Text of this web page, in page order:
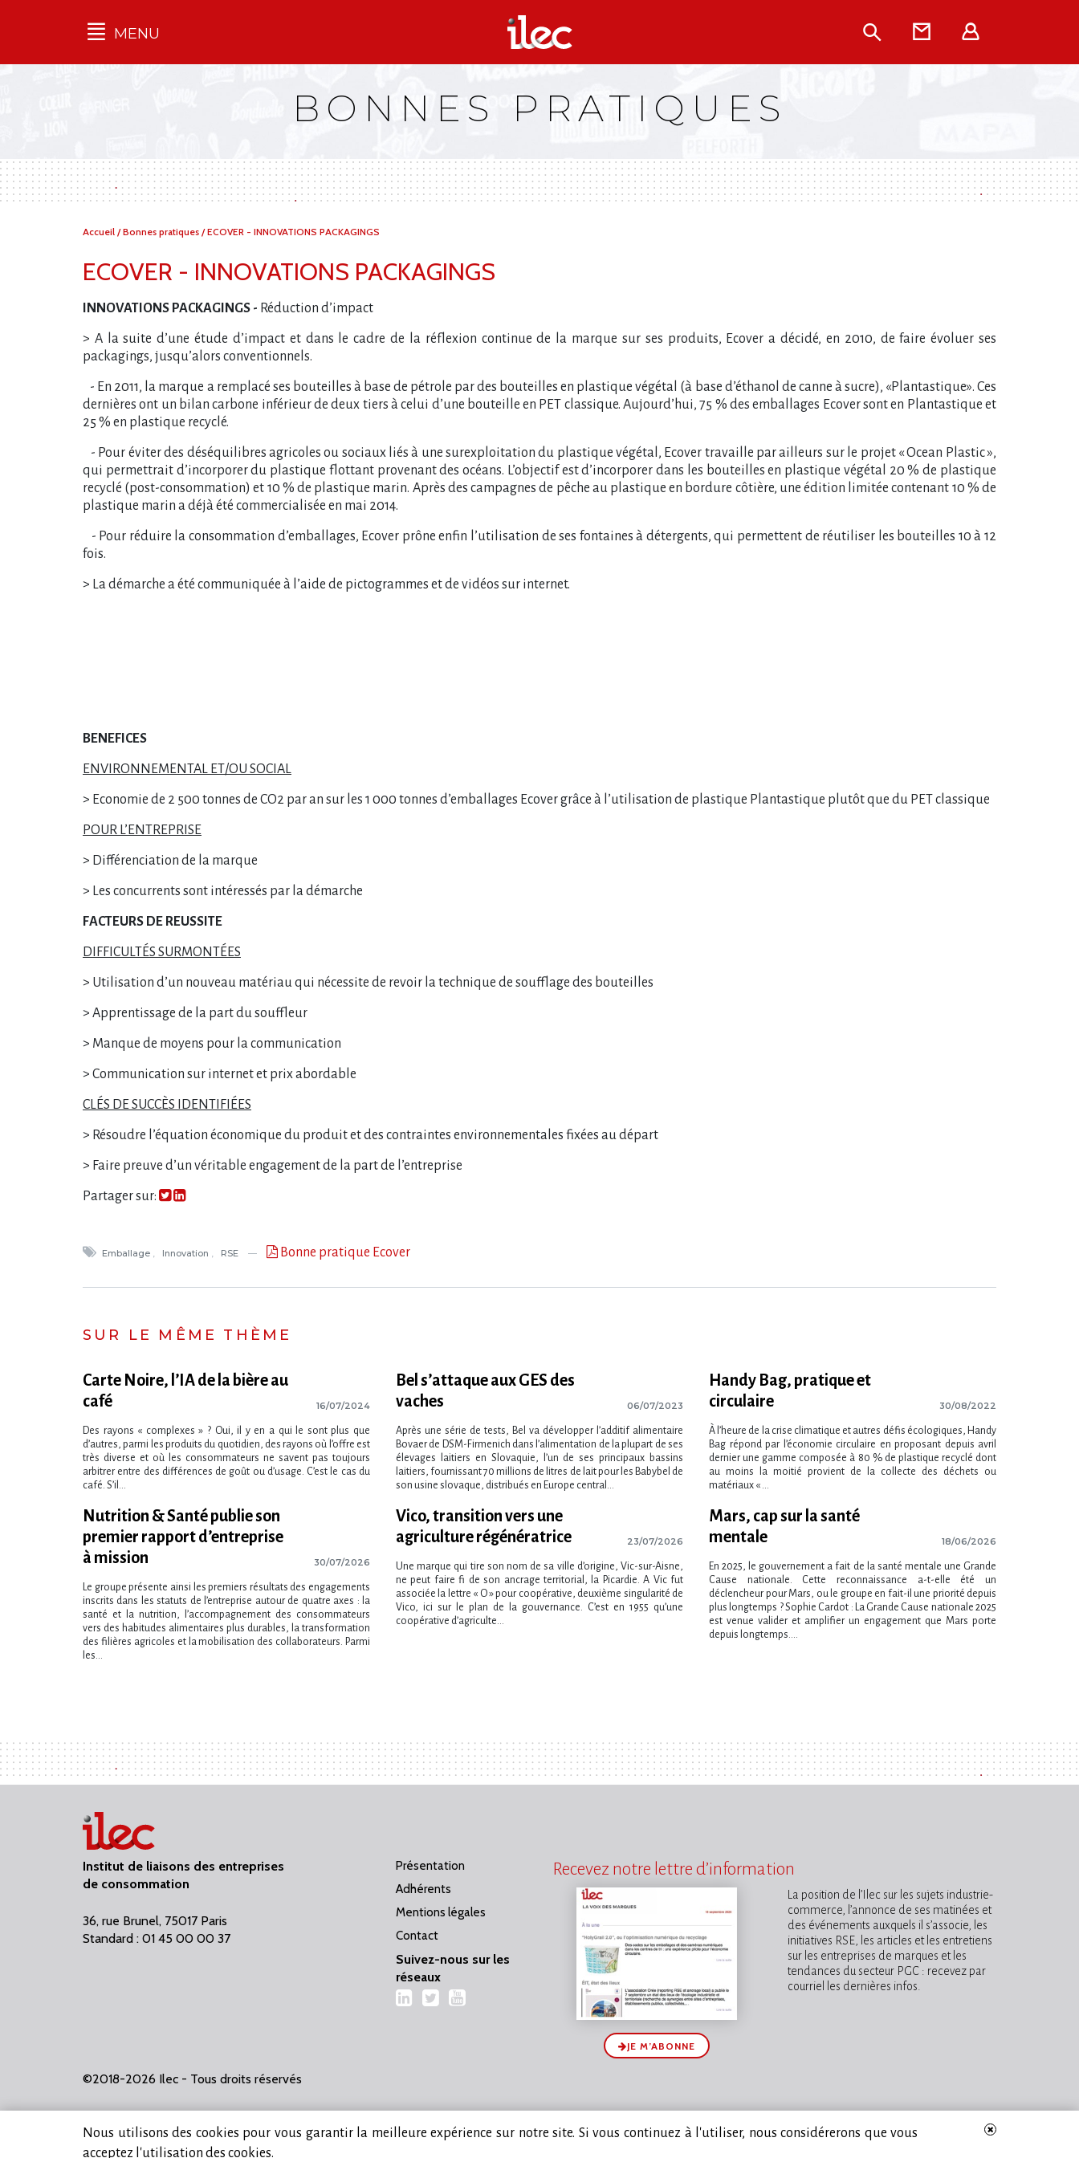
Qu'est-ce que l’Ilec
Campagnes
multimarques
MENU Rechercher
Contact
BONNES PRATIQUES
Vous
Accueil /Bonnes pratiques /ECOVER - INNOVATIONS PACKAGINGS
ECOVER - INNOVATIONS PACKAGINGS
INNOVATIONS PACKAGINGS - Réduction d’impact
> A la suite d’une étude d’impact et dans le cadre de la réflexion continue de la marque sur ses produits, Ecover a décidé, en 2010, de faire évoluer ses
packagings, jusqu’alors conventionnels.
- En 2011, la marque a remplacé ses bouteilles à base de pétrole par des bouteilles en plastique végétal (à base d’éthanol de canne à sucre), «Plantastique». Ces
dernières ont un bilan carbone inférieur de deux tiers à celui d’une bouteille en PET classique. Aujourd’hui, 75 % des emballages Ecover sont en Plantastique et
25 % en plastique recyclé.
- Pour éviter des déséquilibres agricoles ou sociaux liés à une surexploitation du plastique végétal, Ecover travaille par ailleurs sur le projet « Ocean Plastic »,
qui permettrait d’incorporer du plastique flottant provenant des océans. L’objectif est d’incorporer dans les bouteilles en plastique végétal 20 % de plastique
recyclé (post-consommation) et 10 % de plastique marin. Après des campagnes de pêche au plastique en bordure côtière, une édition limitée contenant 10 % de
plastique marin a déjà été commercialisée en mai 2014.
- Pour réduire la consommation d’emballages, Ecover prône enfin l’utilisation de ses fontaines à détergents, qui permettent de réutiliser les bouteilles 10 à 12
fois.
> La démarche a été communiquée à l’aide de pictogrammes et de vidéos sur internet.
BENEFICES
ENVIRONNEMENTAL ET/OU SOCIAL
> Economie de 2 500 tonnes de CO2 par an sur les 1 000 tonnes d’emballages Ecover grâce à l’utilisation de plastique Plantastique plutôt que du PET classique
POUR L’ENTREPRISE
> Différenciation de la marque
> Les concurrents sont intéressés par la démarche
FACTEURS DE REUSSITE
DIFFICULTÉS SURMONTÉES
> Utilisation d’un nouveau matériau qui nécessite de revoir la technique de soufflage des bouteilles
> Apprentissage de la part du souffleur
> Manque de moyens pour la communication
> Communication sur internet et prix abordable
CLÉS DE SUCCÈS IDENTIFIÉES
> Résoudre l’équation économique du produit et des contraintes environnementales fixées au départ
> Faire preuve d’un véritable engagement de la part de l’entreprise
Partager sur:
Emballage Innovation RSE Bonne pratique Ecover
SUR LE MÊME THÈME
Carte Noire, l’IA de la bière au
café
16/07/2024
Des rayons « complexes » ? Oui, il y en a qui le sont plus que
d’autres, parmi les produits du quotidien, des rayons où l’offre est
très diverse et où les consommateurs ne savent pas toujours
arbitrer entre des différences de goût ou d’usage. C’est le cas du
café. S’il...
Bel s’attaque aux GES des
vaches
06/07/2023
Après une série de tests, Bel va développer l’additif alimentaire
Bovaer de DSM-Firmenich dans l’alimentation de la plupart de ses
élevages laitiers en Slovaquie, l’un de ses principaux bassins
laitiers, fournissant 70 millions de litres de lait pour les Babybel de
son usine slovaque, distribués en Europe central...
Handy Bag, pratique et
circulaire
30/08/2022
À l’heure de la crise climatique et autres défis écologiques, Handy
Bag répond par l’économie circulaire en proposant depuis avril
dernier une gamme composée à 80 % de plastique recyclé dont
au moins la moitié provient de la collecte des déchets ou
matériaux « ...
Nutrition & Santé publie son
premier rapport d’entreprise
à mission
30/07/2026
Le groupe présente ainsi les premiers résultats des engagements
inscrits dans les statuts de l​‌’entreprise autour de quatre axes : la
santé et la nutrition, l​‌’accompagnement des consommateurs
vers des habitudes alimentaires plus durables, la transformation
des filières agricoles et la mobilisation des collaborateurs. Parmi
les...
Vico, transition vers une
agriculture régénératrice
23/07/2026
Une marque qui tire son nom de sa ville d’origine, Vic-sur-Aisne,
ne peut faire fi de son ancrage territorial, la Picardie. A Vic fut
associée la lettre « O » pour coopérative, deuxième singularité de
Vico, ici sur le plan de la gouvernance. C’est en 1955 qu’une
coopérative d’agriculte...
Mars, cap sur la santé
mentale
18/06/2026
En 2025, le gouvernement a fait de la santé mentale une Grande
Cause nationale. Cette reconnaissance a-t-elle été un
déclencheur pour Mars, ou le groupe en fait-il une priorité depuis
plus longtemps ? Sophie Cardot : La Grande Cause nationale 2025
est venue valider et amplifier un engagement que Mars porte
depuis longtemps....
Institut de liaisons des entreprises
de consommation
36, rue Brunel, 75017 Paris
Standard : 01 45 00 00 37
Présentation
Adhérents
Mentions légales
Contact
Suivez-nous sur les
réseaux
LinkedIn
TwitterYouTube
Recevez notre lettre d’information
JE M’ABONNE
La position de l’Ilec sur les sujets industrie-
commerce, l’annonce de ses matinées et
des événements auxquels il s’associe, les
initiatives RSE, les articles et les entretiens
sur les entreprises de marques et les
tendances du secteur PGC : recevez par
courriel les dernières infos.
©2018-2026 Ilec - Tous droits réservés
Nous utilisons des cookies pour vous garantir la meilleure expérience sur notre site. Si vous continuez à l'utiliser, nous considérerons que vous
acceptez l'utilisation des cookies.